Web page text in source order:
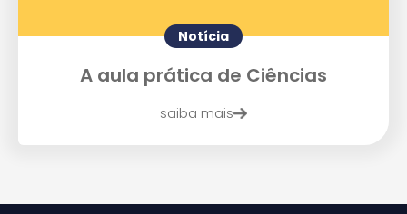
Notícia
A aula prática de Ciências
saiba mais